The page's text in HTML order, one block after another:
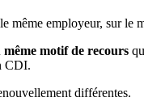
même employeur, sur le
même motif de recours
CDI.
différentes.